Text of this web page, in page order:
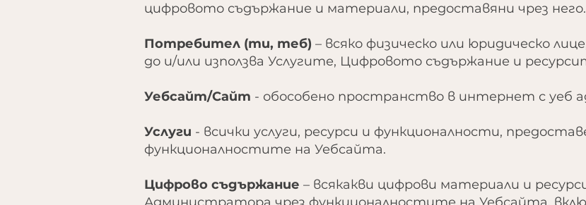
цифровото съдържание и материали, предоставяни чрез него.
Потребител (ти, теб) – всяко физическо или юридическо
до и/или използва Услугите, Цифровото съдържание и
Уебсайт/Сайт - обособено пространство в интернет с уеб
Услуги - всички услуги, ресурси и функционалности,
функционалностите на Уебсайта.
Цифрово съдържание – всякакви цифрови материали и